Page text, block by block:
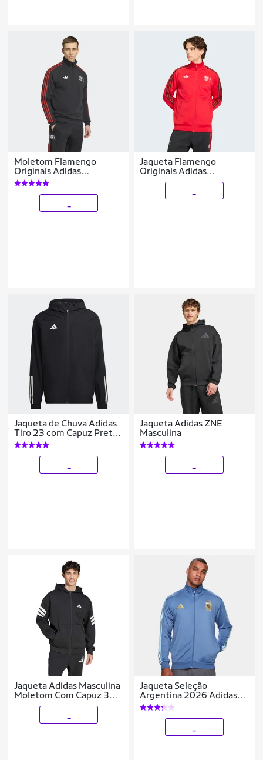
Moletom Flamengo
Originals Adidas
Masculino
Jaqueta Flamengo
Originals Adidas
Masculina
Jaqueta de Chuva Adidas
Tiro 23 com Capuz Preta
HK7656
Jaqueta Adidas ZNE
Masculina
Jaqueta Adidas Masculina
Moletom Com Capuz 3
Listras Future Icons
Jaqueta Seleção
Argentina 2026 Adidas
Masculina